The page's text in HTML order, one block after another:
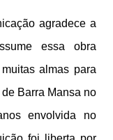
agradece a
essa obra
almas para
Barra Mansa no
envolvida no